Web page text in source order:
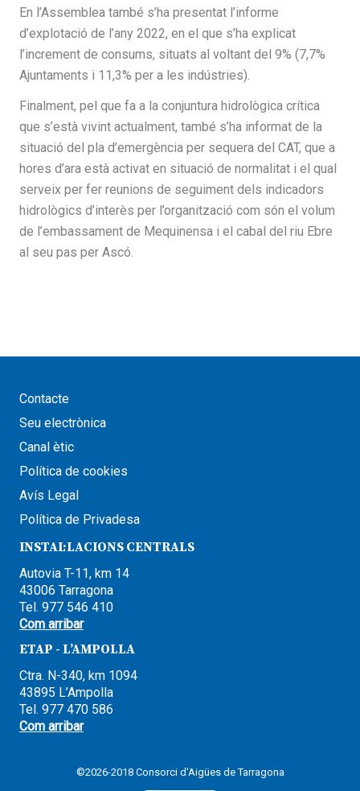
En l’Assemblea també s’ha presentat l’informe
d’explotació de l’any 2022, en el que s’ha explicat
l’increment de consums, situats al voltant del 9% (7,7%
Ajuntaments i 11,3% per a les indústries).
Finalment, pel que fa a la conjuntura hidrològica crítica
que s’està vivint actualment, també s’ha informat de la
situació del pla d’emergència per sequera del CAT, que a
hores d’ara està activat en situació de normalitat i el qual
serveix per fer reunions de seguiment dels indicadors
hidrològics d’interès per l’organització com són el volum
de l’embassament de Mequinensa i el cabal del riu Ebre
al seu pas per Ascó.
Contacte
Seu electrònica
Canal ètic
Política de cookies
Avís Legal
Política de Privadesa
INSTAL·LACIONS CENTRALS
Autovia T-11, km 14
43006 Tarragona
Tel. 977 546 410
Com arribar
ETAP - L’AMPOLLA
Ctra. N-340, km 1094
43895 L’Ampolla
Tel. 977 470 586
Com arribar
©2026-2018 Consorci d'Aigües de Tarragona